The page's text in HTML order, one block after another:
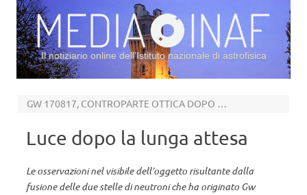
Il notiziario online dell’Istituto nazionale di astrofisica
GW 170817, CONTROPARTE OTTICA DOPO 110 GIORNI
Luce dopo la lunga attesa
Le osservazioni nel visibile dell’oggetto risultante dalla
fusione delle due stelle di neutroni che ha originato Gw